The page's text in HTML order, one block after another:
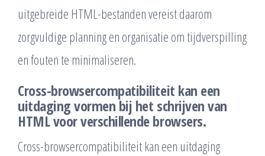
uitgebreide HTML-bestanden vereist daarom
zorgvuldige planning en organisatie om tijdverspilling
en fouten te minimaliseren.
Cross-browsercompatibiliteit kan een
uitdaging vormen bij het schrijven van
HTML voor verschillende browsers.
Cross-browsercompatibiliteit kan een uitdaging